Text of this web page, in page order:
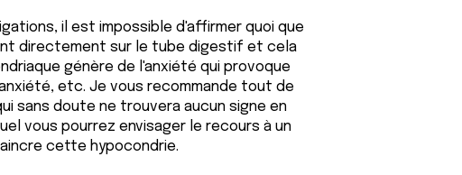
il est impossible d'affirmer quoi que
directement sur le tube digestif et cela
génère de l'anxiété qui provoque
etc. Je vous recommande tout de
sans doute ne trouvera aucun signe en
vous pourrez envisager le recours à un
cette hypocondrie.